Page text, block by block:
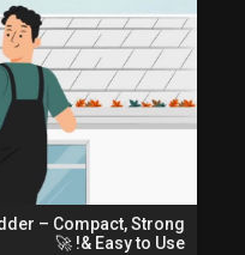
– Compact, Strong
& Easy to Use! 🚀